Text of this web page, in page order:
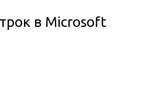
в Microsoft